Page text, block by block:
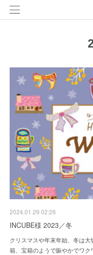
2024.01.29 02:26
INCUBE様 2023／冬
クリスマスや年末年始、冬は
箱、宝箱のようで賑やかでワ